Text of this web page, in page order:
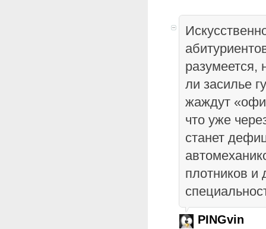
разумеется,
ли засилье
жаждут
что уже
станет
плотников и
PINGvin